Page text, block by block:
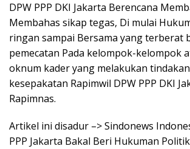
DPW PPP DKI Jakarta Berencana
Membahas sikap tegas, Di mulai
ringan sampai Bersama yang terberat
pemecatan Pada kelompok-kelompok
oknum kader yang melakukan
kesepakatan Rapimwil DPW PPP DKI
Rapimnas.
Artikel ini disadur –> Sindonews
PPP Jakarta Bakal Beri Hukuman